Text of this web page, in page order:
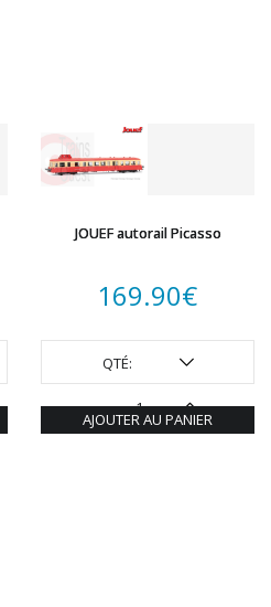
JOUEF autorail Picasso
169.90€
QTÉ:
AJOUTER AU PANIER